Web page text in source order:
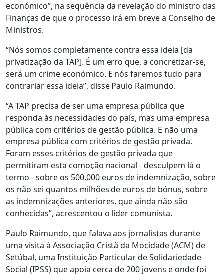
económico”, na sequência da revelação do ministro das
Finanças de que o processo irá em breve a Conselho de
Ministros.
“Nós somos completamente contra essa ideia [da
privatização da TAP]. É um erro que, a concretizar-se,
será um crime económico. E nós faremos tudo para
contrariar essa ideia”, disse Paulo Raimundo.
“A TAP precisa de ser uma empresa pública que
responda às necessidades do país, mas uma empresa
pública com critérios de gestão pública. E não uma
empresa pública com critérios de gestão privada.
Foram esses critérios de gestão privada que
permitiram esta comoção nacional - desculpem lá o
termo - sobre os 500.000 euros de indemnização, sobre
os não sei quantos milhões de euros de bónus, sobre
as indemnizações anteriores, que ainda não são
conhecidas”, acrescentou o líder comunista.
Paulo Raimundo, que falava aos jornalistas durante
uma visita à Associação Cristã da Mocidade (ACM) de
Setúbal, uma Instituição Particular de Solidariedade
Social (IPSS) que apoia cerca de 200 jovens e onde foi